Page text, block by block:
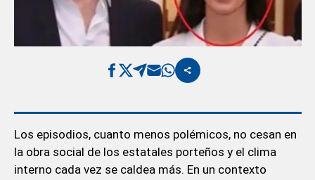
Los episodios, cuanto menos polémicos, no cesan en
la obra social de los estatales porteños y el clima
interno cada vez se caldea más. En un contexto